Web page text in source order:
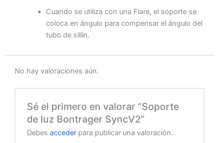
Cuando se utiliza con una Flare, el soporte se
coloca en ángulo para compensar el ángulo del
tubo de sillín.
No hay valoraciones aún.
Sé el primero en valorar “Soporte
de luz Bontrager SyncV2”
Debesacceder para publicar una valoración.